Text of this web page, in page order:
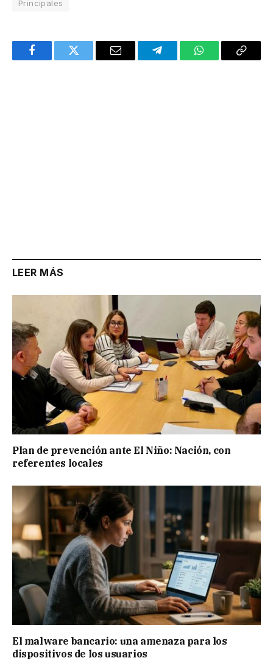
Principales
FacebookTwitter Email TelegramWhatsAppCopy
LEER MÁS
Plan de prevención ante El Niño: Nación, con
referentes locales
El malware bancario: una amenaza para los
dispositivos de los usuarios